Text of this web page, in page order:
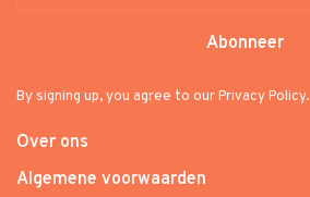
Abonneer
By signing up, you agree to our Privacy Policy.
Over ons
Algemene voorwaarden